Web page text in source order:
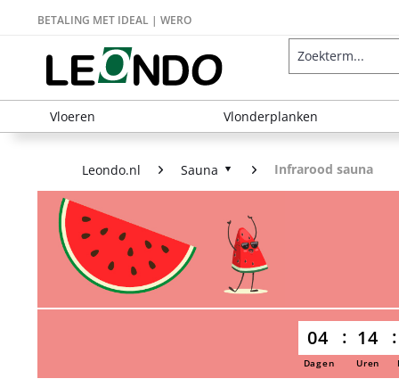
BETALING MET IDEAL | WERO
Vloeren Vlonderplanken
Leondo.nl Sauna Infrarood sauna
04 14
Dagen Uren